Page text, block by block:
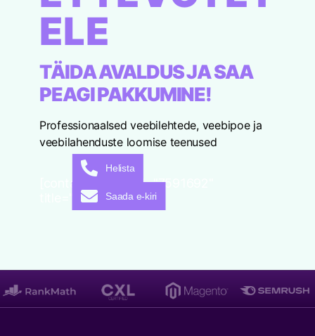
ELE
TÄIDA AVALDUS JA SAA
PEAGI PAKKUMINE!
Professionaalsed veebilehtede, veebipoe ja
veebilahenduste loomise teenused
[contact-form-7 id="7591692"
title="EE"]
Helista
Saada e-kiri